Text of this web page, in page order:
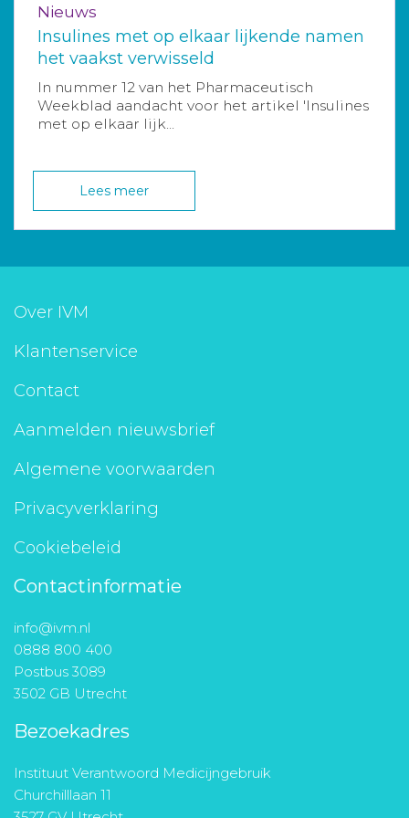
Nieuws
Insulines met op elkaar lijkende namen
het vaakst verwisseld
In nummer 12 van het Pharmaceutisch
Weekblad aandacht voor het artikel 'Insulines
met op elkaar lijk...
Lees meer
Over IVM
Klantenservice
Contact
Aanmelden nieuwsbrief
Algemene voorwaarden
Privacyverklaring
Cookiebeleid
Contactinformatie
info@ivm.nl
0888 800 400
Postbus 3089
3502 GB Utrecht
Bezoekadres
Instituut Verantwoord Medicijngebruik
Churchilllaan 11